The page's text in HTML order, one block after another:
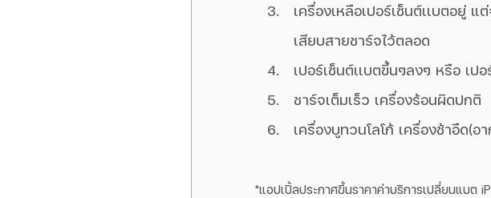
เครื่องเหลือเปอร์เซ็นต์เเบตอยู่
เสียบสายชาร์จไว้ตลอด
เปอร์เซ็นต์เเบตขึ้นๆลงๆ หรือ เป
ชาร์จเต็มเร็ว เครื่องร้อนผิดปกติ
เครื่องบูทวนโลโก้ เครื่องช้าอืด(
*แอปเปิ้ลประกาศขึ้นราคาค่าบริการเปลี่ยนแบต